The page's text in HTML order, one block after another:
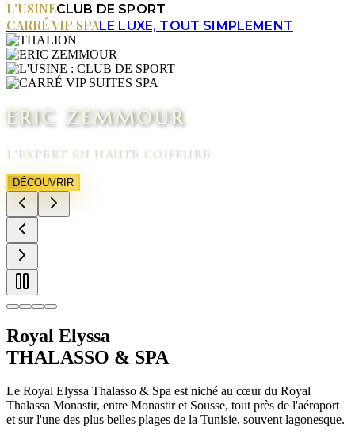
L'USINECLUB DE SPORT
CARRÉ VIP SPALE LUXE, TOUT SIMPLEMENT
ERIC ZEMMOUR
L'EXPERT EN HAUTE COIFFURE
DÉCOUVRIR
Royal Elyssa
THALASSO & SPA
Le Royal Elyssa Thalasso & Spa est niché au cœur du Royal
Thalassa Monastir, entre Monastir et Sousse, tout près de l'aéroport
et sur l'une des plus belles plages de la Tunisie, souvent lagonesque.